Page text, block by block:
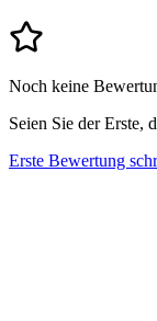
Noch keine
Seien Sie der Erste,
Erste Bewertung